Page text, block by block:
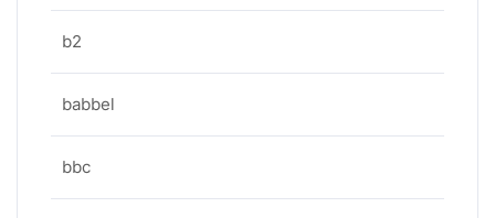
b2
babbel
bbc